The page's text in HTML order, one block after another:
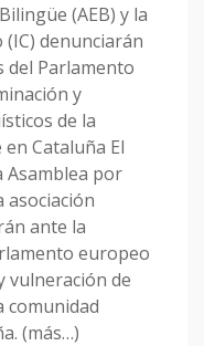
(AEB) y la
denunciarán
del Parlamento
y
de la
Cataluña El
Asamblea por
asociación
ante la
europeo
vulneración de
comunidad
(más…)